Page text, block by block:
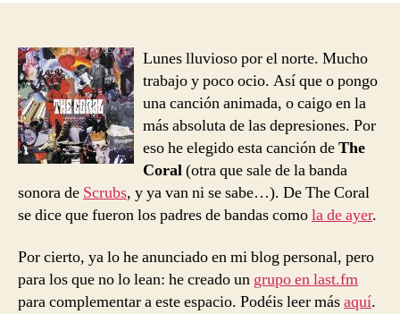
Lunes lluvioso por el norte. Mucho
trabajo y poco ocio. Así que o pongo
una canción animada, o caigo en la
más absoluta de las depresiones. Por
eso he elegido esta canción deThe
Coral(otra que sale de la banda
sonora de Scrubs, y ya van ni se sabe…). De The Coral
se dice que fueron los padres de bandas comola de ayer.
Por cierto, ya lo he anunciado en mi blog personal, pero
para los que no lo lean: he creado un grupo en last.fm
para complementar a este espacio. Podéis leer másaquí.